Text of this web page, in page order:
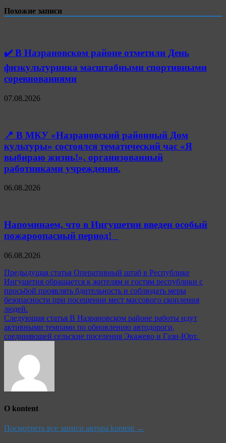
Похожие записи
✔️ В Назрановском районе отметили День
физкультурника масштабными спортивными
соревнованиями
07.08.2026
📍 В МКУ «Назрановский районный Дом
культуры» состоялся тематический час «Я
выбираю жизнь!», организованный
работниками учреждения.
06.08.2026
Напоминаем, что в Ингушетии введен особый
пожароопасный период!⁣⁣⠀
06.08.2026
Навигация
по
записям
Предыдущая статья Оперативный штаб в Республике
Ингушетия обращается к жителям и гостям республики с
просьбой проявлять бдительность и соблюдать меры
безопасности при посещении мест массового скопления
людей.
Следующая статья В Назрановском районе работы идут
активными темпами по обновлению автодороги,
соединяющей сельские поселения Экажево и Гази-Юрт.
О kontent
Посмотреть все записи автора kontent →